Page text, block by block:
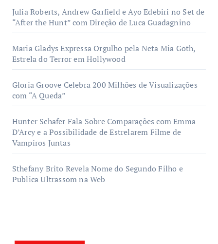
Julia Roberts, Andrew Garfield e Ayo Edebiri no Set de
“After the Hunt” com Direção de Luca Guadagnino
Maria Gladys Expressa Orgulho pela Neta Mia Goth,
Estrela do Terror em Hollywood
Gloria Groove Celebra 200 Milhões de Visualizações
com “A Queda”
Hunter Schafer Fala Sobre Comparações com Emma
D’Arcy e a Possibilidade de Estrelarem Filme de
Vampiros Juntas
Sthefany Brito Revela Nome do Segundo Filho e
Publica Ultrassom na Web